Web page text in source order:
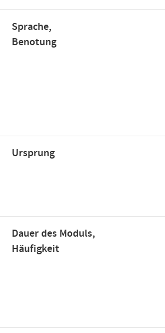
Sprache,
Benotung
Ursprung
Dauer des Moduls,
Häufigkeit